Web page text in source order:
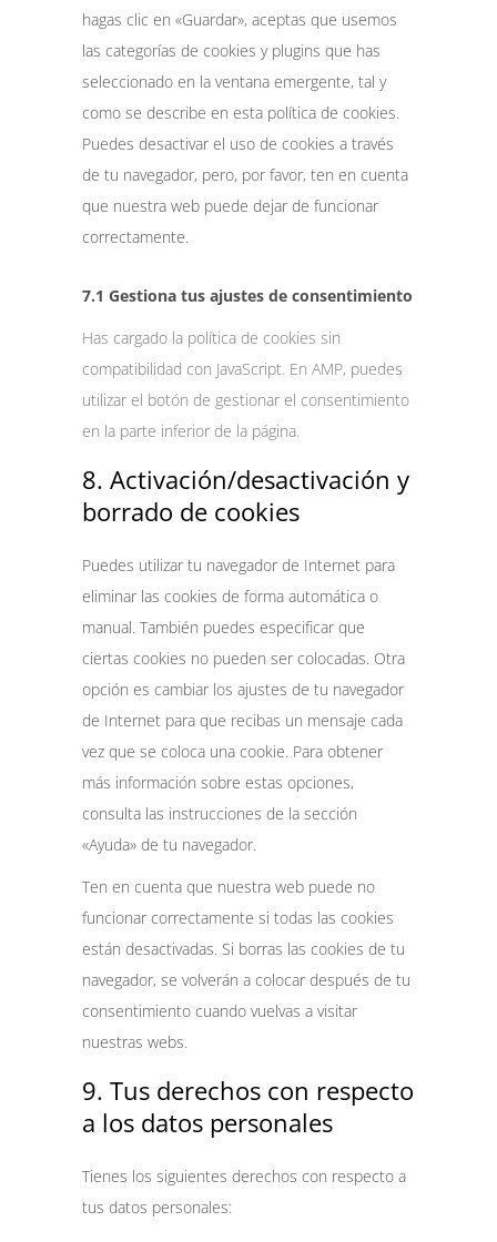
hagas clic en «Guardar», aceptas que usemos
las categorías de cookies y plugins que has
seleccionado en la ventana emergente, tal y
como se describe en esta política de cookies.
Puedes desactivar el uso de cookies a través
de tu navegador, pero, por favor, ten en cuenta
que nuestra web puede dejar de funcionar
correctamente.
7.1 Gestiona tus ajustes de consentimiento
Has cargado la política de cookies sin
compatibilidad con JavaScript. En AMP, puedes
utilizar el botón de gestionar el consentimiento
en la parte inferior de la página.
8. Activación/desactivación y
borrado de cookies
Puedes utilizar tu navegador de Internet para
eliminar las cookies de forma automática o
manual. También puedes especificar que
ciertas cookies no pueden ser colocadas. Otra
opción es cambiar los ajustes de tu navegador
de Internet para que recibas un mensaje cada
vez que se coloca una cookie. Para obtener
más información sobre estas opciones,
consulta las instrucciones de la sección
«Ayuda» de tu navegador.
Ten en cuenta que nuestra web puede no
funcionar correctamente si todas las cookies
están desactivadas. Si borras las cookies de tu
navegador, se volverán a colocar después de tu
consentimiento cuando vuelvas a visitar
nuestras webs.
9. Tus derechos con respecto
a los datos personales
Tienes los siguientes derechos con respecto a
tus datos personales: